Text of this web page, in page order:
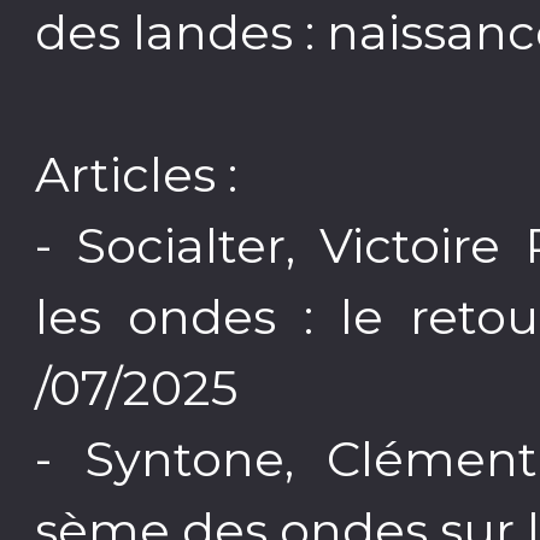
des landes :
Articles :
- Socialter, Victoire
les ondes : le
/07/2025
- Syntone,